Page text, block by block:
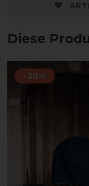
Diese
-20%